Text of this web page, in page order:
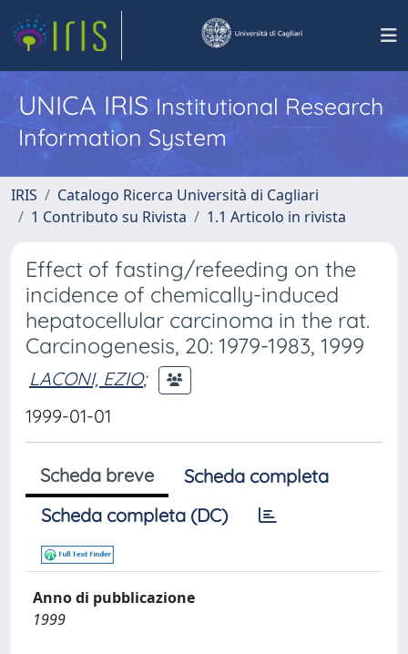
UNICA IRISInstitutional Research
Information System
IRIS
Catalogo Ricerca Università di Cagliari
1 Contributo su Rivista
1.1 Articolo in rivista
Effect of fasting/refeeding on the
incidence of chemically-induced
hepatocellular carcinoma in the rat.
Carcinogenesis, 20: 1979-1983, 1999
LACONI, EZIO;
1999-01-01
Scheda breve
Scheda completa
Scheda completa (DC)
Anno di pubblicazione
1999